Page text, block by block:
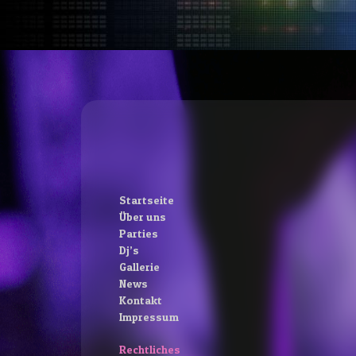
Startseite
Über uns
Parties
Dj’s
Gallerie
News
Kontakt
Impressum
Rechtliches